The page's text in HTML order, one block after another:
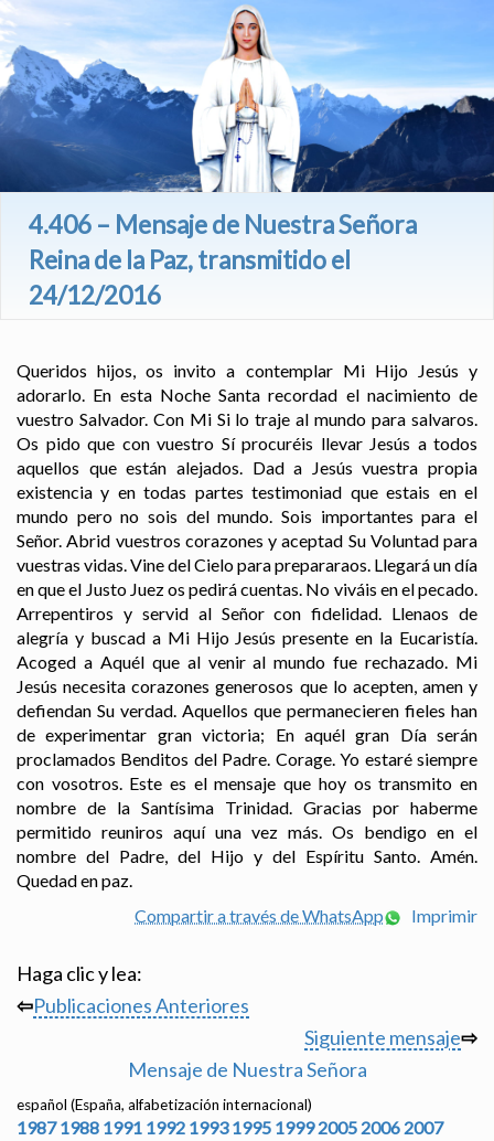
4.406 – Mensaje de Nuestra Señora
Reina de la Paz, transmitido el
24/12/2016
Queridos hijos, os invito a contemplar Mi Hijo Jesús y
adorarlo. En esta Noche Santa recordad el nacimiento de
vuestro Salvador. Con Mi Si lo traje al mundo para salvaros.
Os pido que con vuestro Sí procuréis llevar Jesús a todos
aquellos que están alejados. Dad a Jesús vuestra propia
existencia y en todas partes testimoniad que estais en el
mundo pero no sois del mundo. Sois importantes para el
Señor. Abrid vuestros corazones y aceptad Su Voluntad para
vuestras vidas. Vine del Cielo para prepararaos. Llegará un día
en que el Justo Juez os pedirá cuentas. No viváis en el pecado.
Arrepentiros y servid al Señor con fidelidad. Llenaos de
alegría y buscad a Mi Hijo Jesús presente en la Eucaristía.
Acoged a Aquél que al venir al mundo fue rechazado. Mi
Jesús necesita corazones generosos que lo acepten, amen y
defiendan Su verdad. Aquellos que permanecieren fieles han
de experimentar gran victoria; En aquél gran Día serán
proclamados Benditos del Padre. Corage. Yo estaré siempre
con vosotros. Este es el mensaje que hoy os transmito en
nombre de la Santísima Trinidad. Gracias por haberme
permitido reuniros aquí una vez más. Os bendigo en el
nombre del Padre, del Hijo y del Espíritu Santo. Amén.
Quedad en paz.
Compartir a través de WhatsApp
Imprimir
Haga clic y lea:
⇦Publicaciones Anteriores
Siguiente mensaje⇨
Mensaje de Nuestra Señora
español (España, alfabetización internacional)
1987 1988 1991 1992 1993 1995 1999 2005 2006 2007